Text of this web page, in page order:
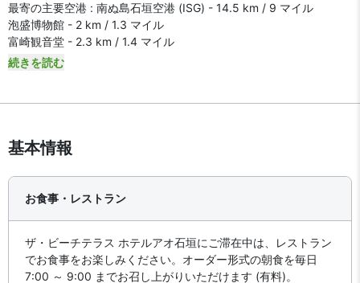
最寄の主要空港 : 南ぬ島石垣空港 (ISG) - 14.5 km / 9 マイル
泡盛博物館 - 2 km / 1.3 マイル
富崎観音堂 - 2.3 km / 1.4 マイル
続きを読む
基本情報
お食事・レストラン
ザ・ビーチテラス ホテルアオ石垣にご滞在中は、レストラン
でお食事をお楽しみください。オーダー形式の朝食を毎日
7:00 ～ 9:00 までお召し上がりいただけます (有料)。